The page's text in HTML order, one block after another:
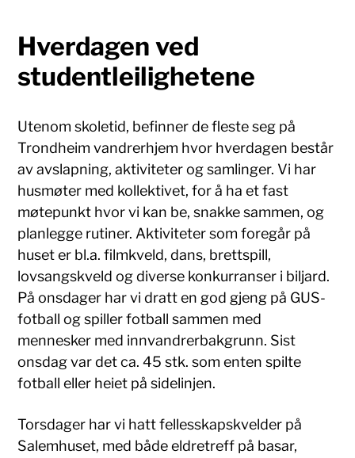
Hverdagen ved
studentleilighetene
Utenom skoletid, befinner de fleste seg på
Trondheim vandrerhjem hvor hverdagen består
av avslapning, aktiviteter og samlinger. Vi har
husmøter med kollektivet, for å ha et fast
møtepunkt hvor vi kan be, snakke sammen, og
planlegge rutiner. Aktiviteter som foregår på
huset er bl.a. filmkveld, dans, brettspill,
lovsangskveld og diverse konkurranser i biljard.
På onsdager har vi dratt en god gjeng på GUS-
fotball og spiller fotball sammen med
mennesker med innvandrerbakgrunn. Sist
onsdag var det ca. 45 stk. som enten spilte
fotball eller heiet på sidelinjen.
Torsdager har vi hatt fellesskapskvelder på
Salemhuset, med både eldretreff på basar,